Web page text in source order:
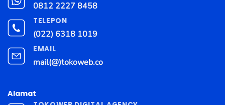
0812 2227 8458
TELEPON
(022) 6318 1019
EMAIL
mail(@)tokoweb.co
Alamat